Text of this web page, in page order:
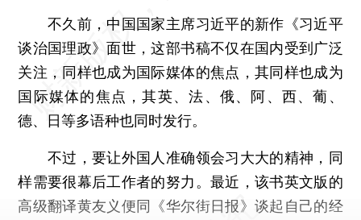
不久前，中国国家主席习近平的新作《习近平
谈治国理政》面世，这部书稿不仅在国内受到广泛
关注，同样也成为国际媒体的焦点，其同样也成为
国际媒体的焦点，其英、法、俄、阿、西、葡、
德、日等多语种也同时发行。
不过，要让外国人准确领会习大大的精神，同
样需要很幕后工作者的努力。最近，该书英文版的
高级翻译黄友义便同《华尔街日报》谈起自己的经